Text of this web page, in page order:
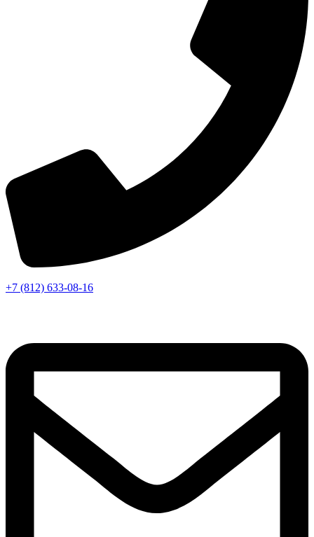
+7 (812) 633-08-16